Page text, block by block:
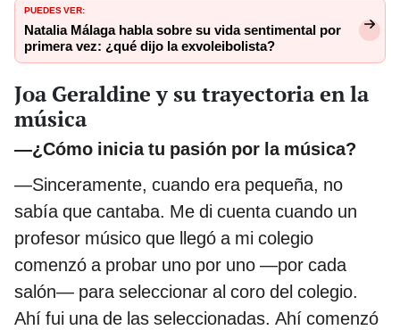
PUEDES VER:
Natalia Málaga habla sobre su vida sentimental por
primera vez: ¿qué dijo la exvoleibolista?
Joa Geraldine y su trayectoria en la
música
—¿Cómo inicia tu pasión por la música?
—Sinceramente, cuando era pequeña, no
sabía que cantaba. Me di cuenta cuando un
profesor músico que llegó a mi colegio
comenzó a probar uno por uno —por cada
salón— para seleccionar al coro del colegio.
Ahí fui una de las seleccionadas. Ahí comenzó